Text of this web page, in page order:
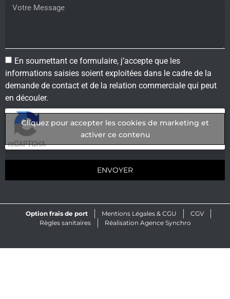
En soumettant ce formulaire, j’accepte que les
informations saisies soient exploitées dans le cadre de la
demande de contact et de la relation commerciale qui peut
en découler.
Cliquez pour accepter les cookies de marketing et
activer ce contenu
ENVOYER
Option frais de port Mentions Légales & CGU
CGV
Règles sanitaires
Réalisation Agence Synchro